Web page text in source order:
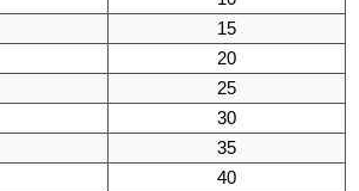
15
20
25
30
35
40